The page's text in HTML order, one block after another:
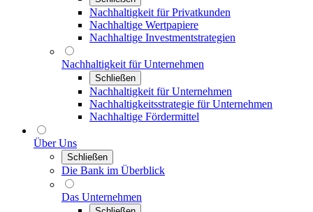
Nachhaltigkeit für Privatkunden
Nachhaltige Wertpapiere
Nachhaltige Investmentstrategien
Nachhaltigkeit für Unternehmen
Schließen
Nachhaltigkeit für Unternehmen
Nachhaltigkeitsstrategie für Unternehmen
Nachhaltige Fördermittel
Über Uns
Schließen
Die Bank im Überblick
Das Unternehmen